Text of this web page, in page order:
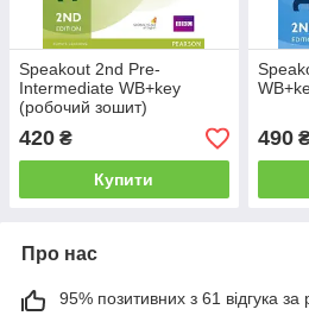
Speakout 2nd Pre-
Intermediate WB+key
(робочий зошит)
420 ₴
Купити
490
Про нас
95% позитивних з 61 відгука за